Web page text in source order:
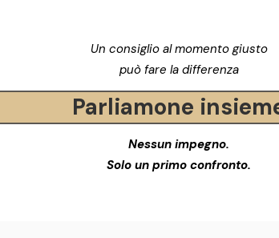
Un consiglio al momento giusto
può fare la differenza
Parliamone
Nessun impegno.
Solo un primo confronto.